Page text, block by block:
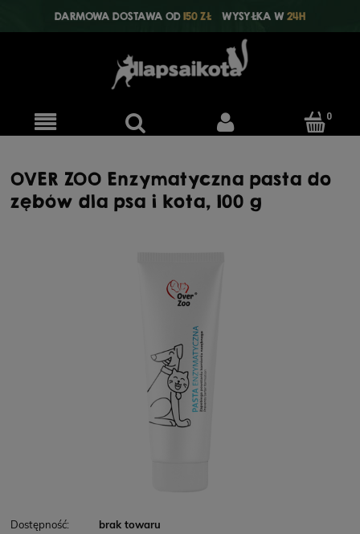
DARMOWA DOSTAWA OD150 ZŁ WYSYŁKA W24H
OVER ZOO Enzymatyczna pasta do
zębów dla psa i kota, 100 g
Dostępność: brak towaru